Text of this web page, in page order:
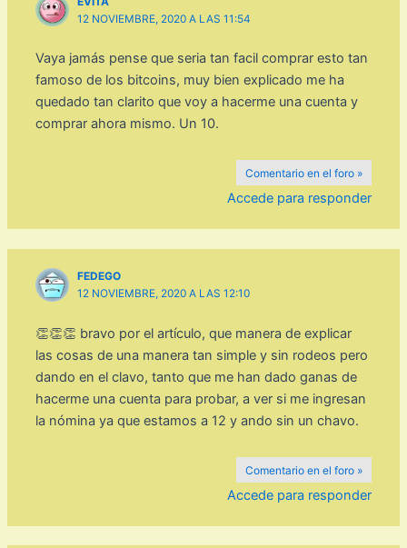
12 NOVIEMBRE, 2020 A LAS 11:54
Vaya jamás pense que seria tan facil comprar esto tan
famoso de los bitcoins, muy bien explicado me ha
quedado tan clarito que voy a hacerme una cuenta y
comprar ahora mismo. Un 10.
Comentario en el foro »
Accede para responder
FEDEGO
12 NOVIEMBRE, 2020 A LAS 12:10
👏👏👏 bravo por el artículo, que manera de explicar
las cosas de una manera tan simple y sin rodeos pero
dando en el clavo, tanto que me han dado ganas de
hacerme una cuenta para probar, a ver si me ingresan
la nómina ya que estamos a 12 y ando sin un chavo.
Comentario en el foro »
Accede para responder